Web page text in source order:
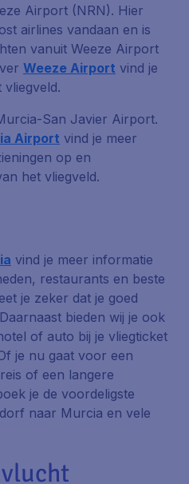
Airport (NRN). Hier
airlines vandaan en is
vanuit Weeze Airport
Weeze Airport vind je
San Javier Airport.
Airport vind je meer
op en
het vliegveld.
vind je meer informatie
restaurants en beste
je zeker dat je goed
bieden wij je ook
of auto bij je vliegticket
je nu gaat voor een
of een langere
je de voordeligste
naar Murcia en vele